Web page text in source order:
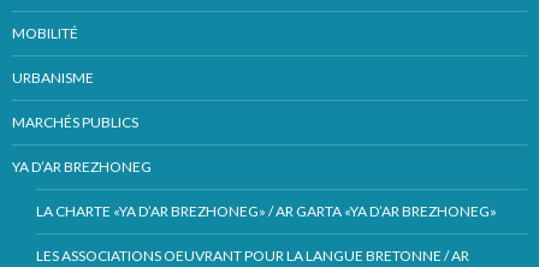
MOBILITÉ
URBANISME
MARCHÉS PUBLICS
YA D’AR BREZHONEG
LA CHARTE «YA D’AR BREZHONEG» / AR GARTA «YA D’AR BREZHONEG»
LES ASSOCIATIONS OEUVRANT POUR LA LANGUE BRETONNE / AR